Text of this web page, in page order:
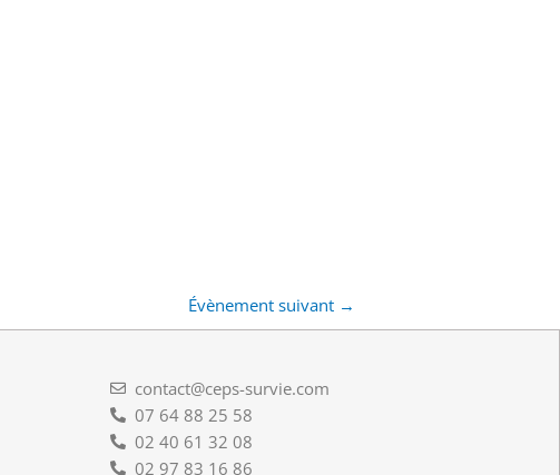
Évènement suivant →
contact@ceps-survie.com
07 64 88 25 58
02 40 61 32 08
02 97 83 16 86